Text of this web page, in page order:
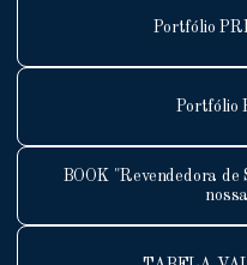
Portfólio
Portfólio
BOOK "Revendedora de Sucesso" - Aprenda tudo sobre